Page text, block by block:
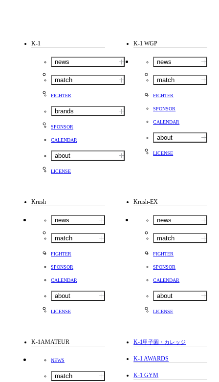
K-1
news
match
FIGHTER
brands
SPONSOR
CALENDAR
about
LICENSE
K-1 WGP
news
match
FIGHTER
SPONSOR
CALENDAR
about
LICENSE
Krush
news
match
FIGHTER
SPONSOR
CALENDAR
about
LICENSE
Krush-EX
news
match
FIGHTER
SPONSOR
CALENDAR
about
LICENSE
K-1AMATEUR
NEWS
match
K-1甲子園・カレッジ
K-1 AWARDS
K-1 GYM